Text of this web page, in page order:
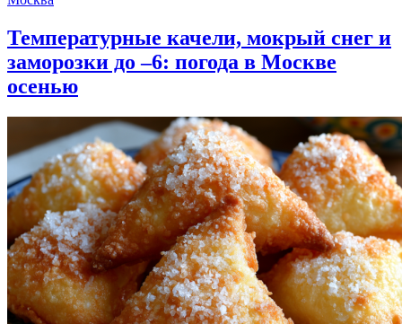
Температурные качели, мокрый снег и
заморозки до –6: погода в Москве
осенью